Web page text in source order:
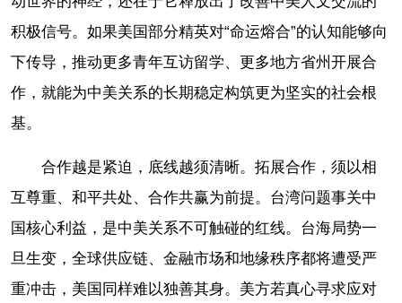
积极信号。如果美国部分精英对“命运熔合”的认知能够向
下传导，推动更多青年互访留学、更多地方省州开展合
作，就能为中美关系的长期稳定构筑更为坚实的社会根
基。
合作越是紧迫，底线越须清晰。拓展合作，须以相
互尊重、和平共处、合作共赢为前提。台湾问题事关中
国核心利益，是中美关系不可触碰的红线。台海局势一
旦生变，全球供应链、金融市场和地缘秩序都将遭受严
重冲击，美国同样难以独善其身。美方若真心寻求应对